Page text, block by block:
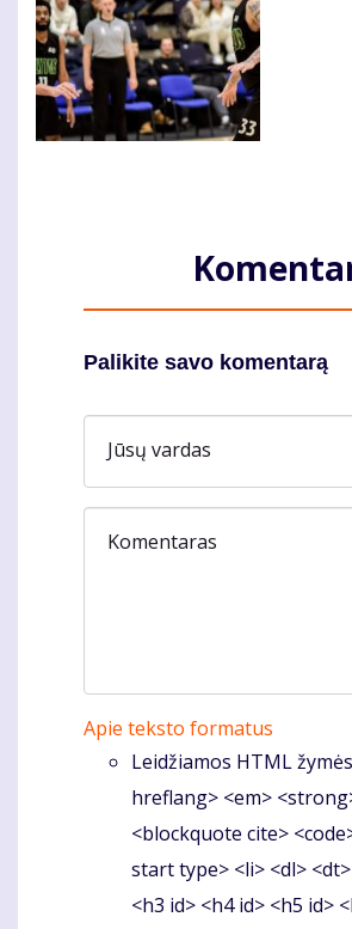
Palikite savo komentarą
Jūsų vardas
Komentaras
Apie teksto formatus
Leidžiamos HTML
hreflang> <em>
<blockquote cite>
start type> <li> <dl>
<h3 id> <h4 id> <h5 id>